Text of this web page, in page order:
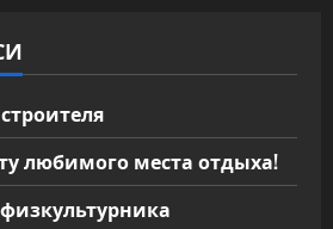
любимого места отдыха!